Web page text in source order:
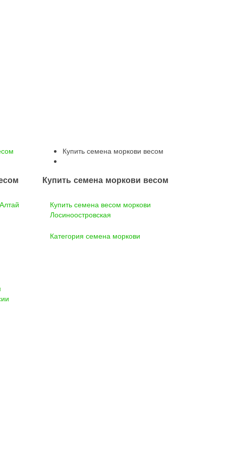
Купить семена моркови весом
Купить семена моркови весом
Купить семена весом моркови
Лосиноостровская
Категория семена моркови